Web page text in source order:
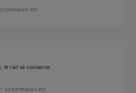
a presque 4 ans
le rail se conserve.
il y a presque 4 ans